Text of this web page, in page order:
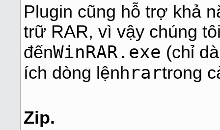
Plugin cũng hỗ trợ khả
trữ RAR, vì vậy chúng
đếnWinRAR.exe (chỉ
ích dòng lệnh rartrong
Zip.